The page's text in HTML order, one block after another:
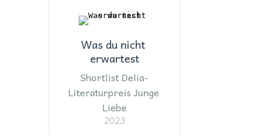
Was du nicht
erwartest
Shortlist Delia-
Literaturpreis Junge
Liebe
2023